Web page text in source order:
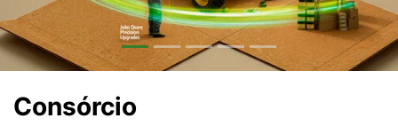
Consórcio